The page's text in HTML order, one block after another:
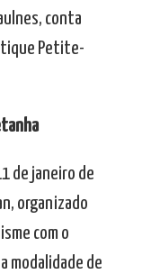
conta
Petite-
de janeiro de
organizado
com o
modalidade de